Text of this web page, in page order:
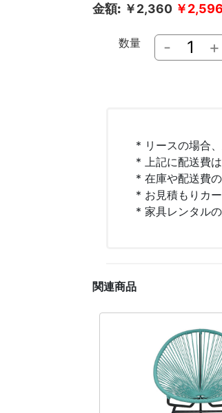
金額: ￥2,360 ￥2,596
数量 - +
* リースの場合
* 上記に配送費
* 在庫や配送費
* お見積もりカ
* 家具レンタル
関連商品